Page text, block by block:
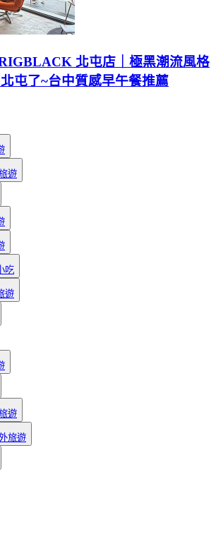
北屯店｜極黑潮流風格
屯了~台中質感早午餐推薦
遊
吃
遊
遊
旅遊